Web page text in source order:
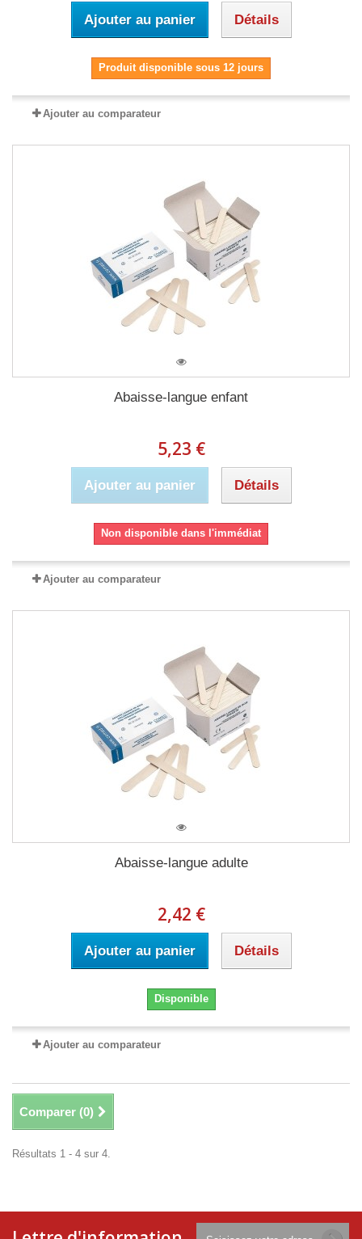
Ajouter au panier Détails
Produit disponible sous 12 jours
Ajouter au comparateur
Abaisse-langue enfant
5,23 €
Ajouter au panier Détails
Non disponible dans l'immédiat
Ajouter au comparateur
Abaisse-langue adulte
2,42 €
Ajouter au panier Détails
Disponible
Ajouter au comparateur
Comparer (0)
Résultats 1 - 4 sur 4.